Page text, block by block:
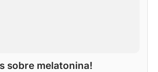
sobre melatonina!